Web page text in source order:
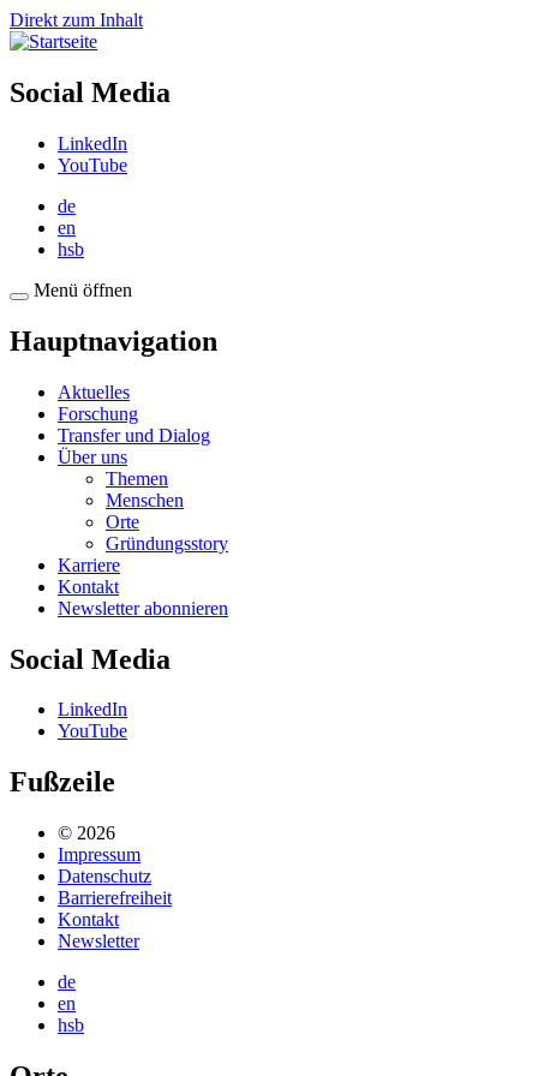
Direkt zum Inhalt
Social Media
LinkedIn
YouTube
de
en
hsb
Menü öffnen
Hauptnavigation
Aktuelles
Forschung
Transfer und Dialog
Über uns
Themen
Menschen
Orte
Gründungsstory
Karriere
Kontakt
Newsletter abonnieren
Social Media
LinkedIn
YouTube
Fußzeile
© 2026
Impressum
Datenschutz
Barrierefreiheit
Kontakt
Newsletter
de
en
hsb